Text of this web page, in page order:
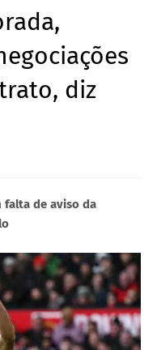
diz
falta de aviso da